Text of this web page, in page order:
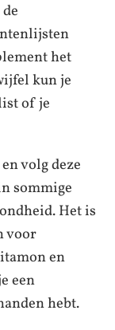
het
kun je
of je
volg deze
sommige
Het is
voor
en
een
hebt.